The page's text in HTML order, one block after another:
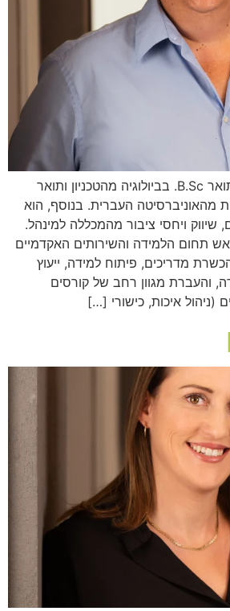
ד"ר דוד רוזנבלט בעל תואר B.Sc. בביולוגיה מהטכניון ותואר
מהאוניברסיטה העברית. בנוסף, הוא
ויחסי ציבור מהמכללה למינהל.
תחום הלמידה והשירותים האקדמיים
מדריכים, פיתוח למידה, ייעוץ
והעברת מגוון רחב של קורסים
(ניהול איכות, כישורי […]